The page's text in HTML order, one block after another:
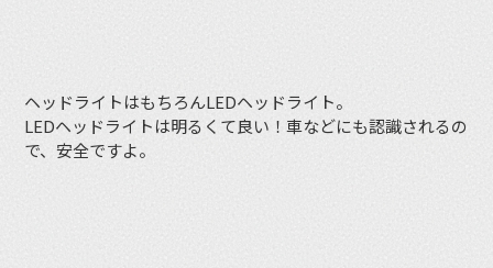
ヘッドライトはもちろんLEDヘッドライト。
LEDヘッドライトは明るくて良い！車などにも認識されるの
で、安全ですよ。